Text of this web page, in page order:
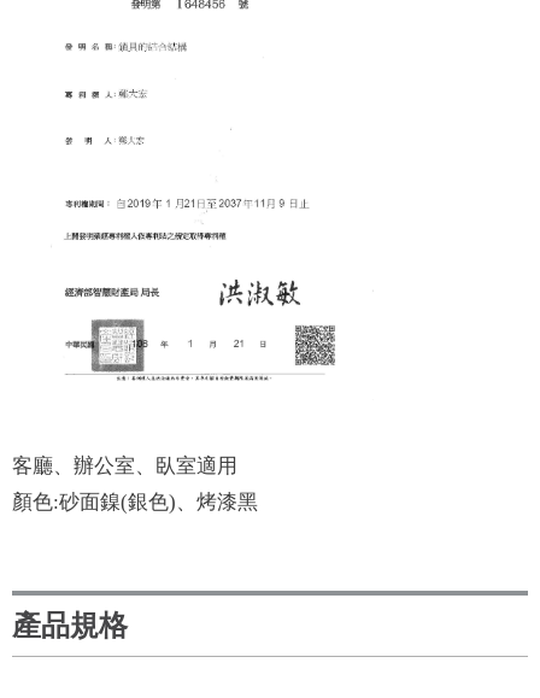
客廳、辦公室、臥室適用
顏色:砂面鎳(銀色)、烤漆黑
產品規格